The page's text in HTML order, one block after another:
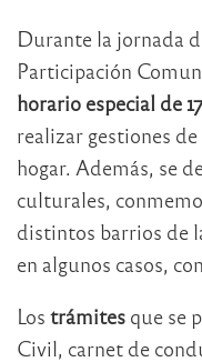
Durante la jornada
Participación
horario especial de
realizar gestiones
hogar. Además, se
culturales,
distintos barrios de
en algunos casos,
Los trámites que se
Civil, carnet de